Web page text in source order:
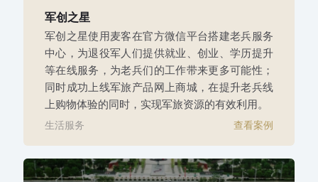
军创之星
军创之星使用麦客在官方微信平台搭建老兵服务
中心，为退役军人们提供就业、创业、学历提升
等在线服务，为老兵们的工作带来更多可能性；
同时成功上线军旅产品网上商城，在提升老兵线
上购物体验的同时，实现军旅资源的有效利用。
生活服务 查看案例